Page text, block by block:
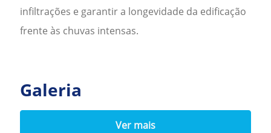
infiltrações e garantir a longevidade da edificação
frente às chuvas intensas.
Galeria
Ver mais